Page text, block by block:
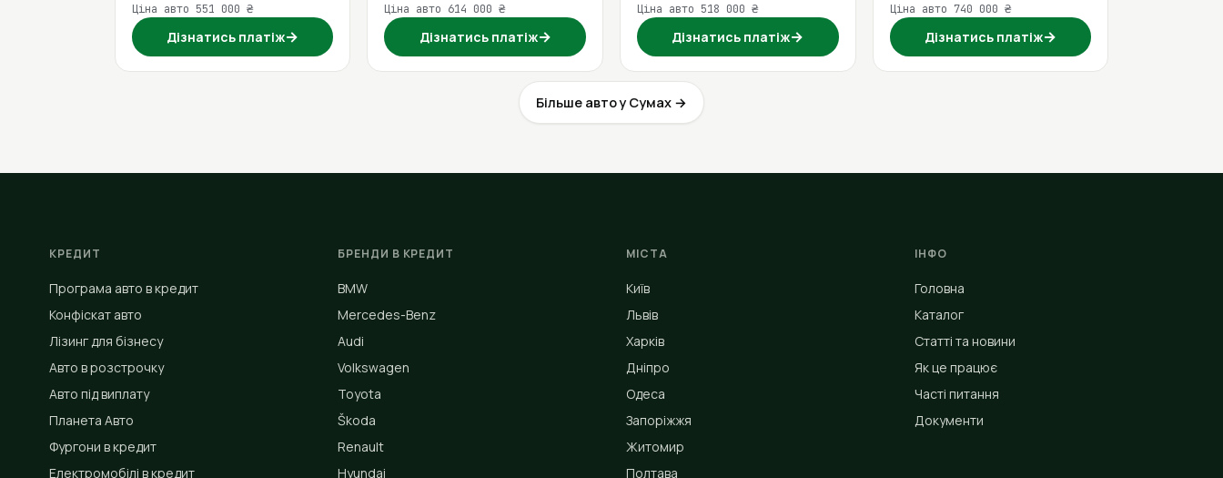
Ціна авто 551 000 ₴
Дізнатись платіж→
Ціна авто 614 000 ₴
Дізнатись платіж→
Ціна авто 518 000 ₴
Дізнатись платіж→
Ціна авто 740 000 ₴
Дізнатись платіж→
Більше авто у Сумах →
КРЕДИТ
Програма авто в кредит
Конфіскат авто
Лізинг для бізнесу
Авто в розстрочку
Авто під виплату
Планета Авто
Фургони в кредит
Електромобілі в кредит
БРЕНДИ В КРЕДИТ
BMW
Mercedes-Benz
Audi
Volkswagen
Toyota
Škoda
Renault
Hyundai
МІСТА
Київ
Львів
Харків
Дніпро
Одеса
Запоріжжя
Житомир
Полтава
ІНФО
Головна
Каталог
Статті та новини
Як це працює
Часті питання
Документи